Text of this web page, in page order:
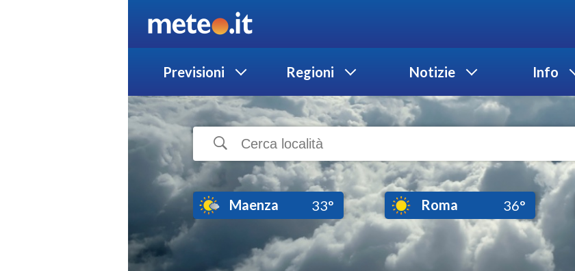
Previsioni Regioni Notizie Info
Maenza 33° Roma 36°